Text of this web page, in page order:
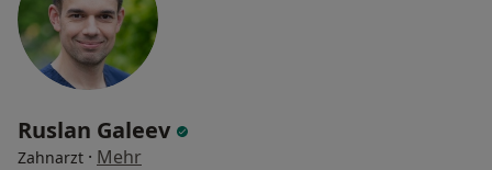
Ruslan Galeev
Zahnarzt · Mehr